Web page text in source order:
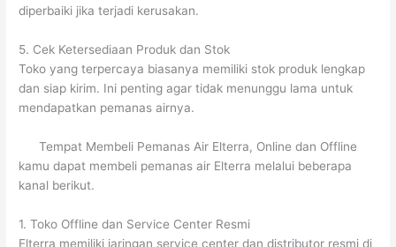
diperbaiki jika terjadi kerusakan.
5. Cek Ketersediaan Produk dan Stok
Toko yang terpercaya biasanya memiliki stok produk lengkap
dan siap kirim. Ini penting agar tidak menunggu lama untuk
mendapatkan pemanas airnya.
Tempat Membeli Pemanas Air Elterra, Online dan Offline
kamu dapat membeli pemanas air Elterra melalui beberapa
kanal berikut.
1. Toko Offline dan Service Center Resmi
Elterra memiliki jaringan service center dan distributor resmi di